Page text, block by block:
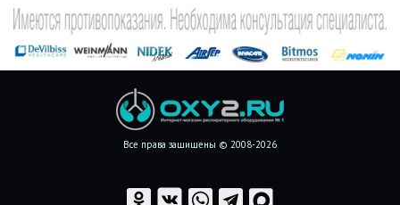
Все права защищены © 2008-2026